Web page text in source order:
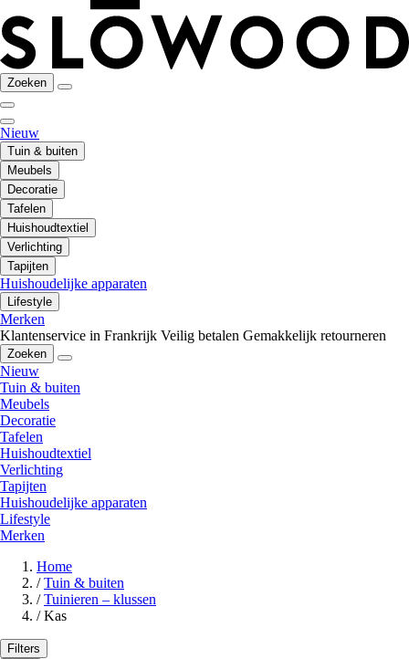
Zoeken
Nieuw
Tuin & buiten
Meubels
Decoratie
Tafelen
Huishoudtextiel
Verlichting
Tapijten
Huishoudelijke apparaten
Lifestyle
Merken
Klantenservice in Frankrijk Veilig betalen Gemakkelijk retourneren
Zoeken
Nieuw
Tuin & buiten
Meubels
Decoratie
Tafelen
Huishoudtextiel
Verlichting
Tapijten
Huishoudelijke apparaten
Lifestyle
Merken
Home
/ Tuin & buiten
/ Tuinieren – klussen
/ Kas
Filters